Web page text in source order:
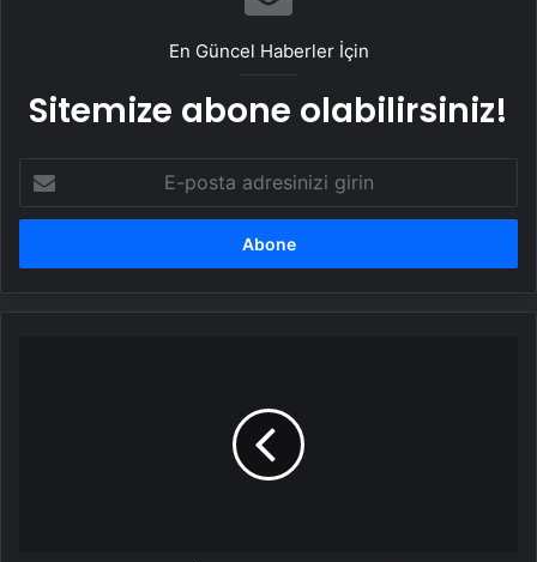
En Güncel Haberler İçin
Sitemize abone olabilirsiniz!
posta
adresinizi